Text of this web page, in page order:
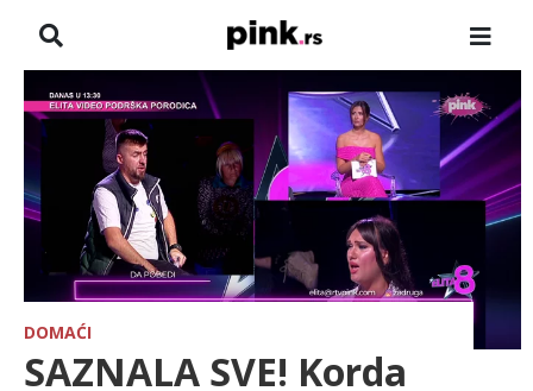
ZADRUGA
SHOWBIZ
HRONIKA
FARMERI
DOMAĆI
SAZNALA SVE! Korda